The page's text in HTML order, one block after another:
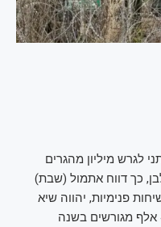
לגרש מיליון מהגרים
כך דווח אתמול (שבת)
פנימיות, יהווה שיא
היסטורי לעומת השיא הקודם של 400 אלף מגורשים בשנה